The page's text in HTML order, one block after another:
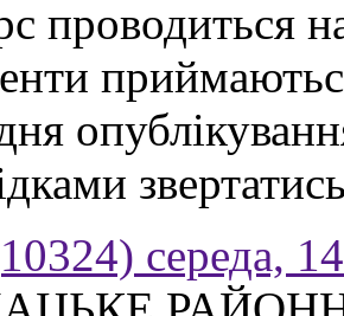
проводиться
середа,